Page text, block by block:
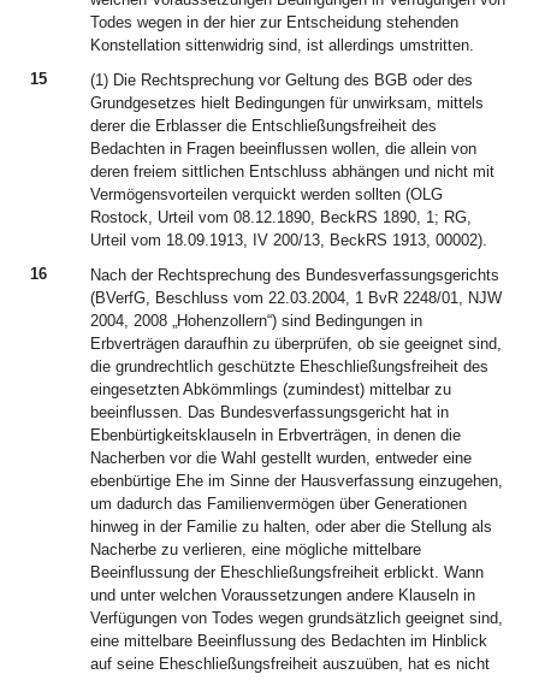
Todes wegen in der hier zur Entscheidung stehenden
Konstellation sittenwidrig sind, ist allerdings umstritten.
15
(1) Die Rechtsprechung vor Geltung des BGB oder des
Grundgesetzes hielt Bedingungen für unwirksam, mittels
derer die Erblasser die Entschließungsfreiheit des
Bedachten in Fragen beeinflussen wollen, die allein von
deren freiem sittlichen Entschluss abhängen und nicht mit
Vermögensvorteilen verquickt werden sollten (OLG
Rostock, Urteil vom 08.12.1890, BeckRS 1890, 1; RG,
Urteil vom 18.09.1913, IV 200/13, BeckRS 1913, 00002).
16
Nach der Rechtsprechung des Bundesverfassungsgerichts
(BVerfG, Beschluss vom 22.03.2004, 1 BvR 2248/01, NJW
2004, 2008 „Hohenzollern“) sind Bedingungen in
Erbverträgen daraufhin zu überprüfen, ob sie geeignet sind,
die grundrechtlich geschützte Eheschließungsfreiheit des
eingesetzten Abkömmlings (zumindest) mittelbar zu
beeinflussen. Das Bundesverfassungsgericht hat in
Ebenbürtigkeitsklauseln in Erbverträgen, in denen die
Nacherben vor die Wahl gestellt wurden, entweder eine
ebenbürtige Ehe im Sinne der Hausverfassung einzugehen,
um dadurch das Familienvermögen über Generationen
hinweg in der Familie zu halten, oder aber die Stellung als
Nacherbe zu verlieren, eine mögliche mittelbare
Beeinflussung der Eheschließungsfreiheit erblickt. Wann
und unter welchen Voraussetzungen andere Klauseln in
Verfügungen von Todes wegen grundsätzlich geeignet sind,
eine mittelbare Beeinflussung des Bedachten im Hinblick
auf seine Eheschließungsfreiheit auszuüben, hat es nicht